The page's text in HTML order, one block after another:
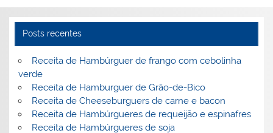
Posts recentes
Receita de Hambúrguer de frango com cebolinha
verde
Receita de Hamburguer de Grão-de-Bico
Receita de Cheeseburguers de carne e bacon
Receita de Hambúrgueres de requeijão e espinafres
Receita de Hambúrgueres de soja